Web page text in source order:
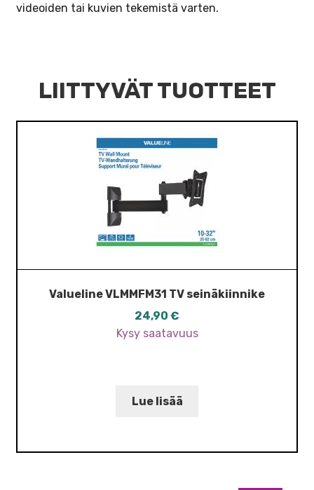
videoiden tai kuvien tekemistä varten.
LIITTYVÄT TUOTTEET
Valueline VLMMFM31 TV seinäkiinnike
24,90 €
Kysy saatavuus
Lue lisää